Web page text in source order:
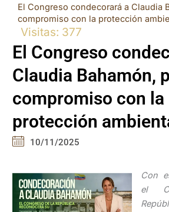
El Congreso condecorará a Claudia
compromiso con la protección
Visitas: 377
El Congreso
Claudia Bahamón,
compromiso con la
protección
10/11/2025
Con
el